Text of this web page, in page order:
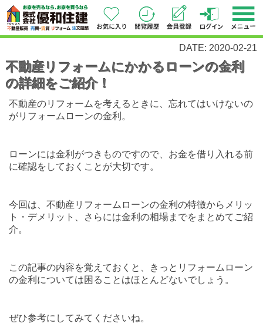
DATE: 2020-02-21
不動産リフォームにかかるローンの金利
の詳細をご紹介！
不動産のリフォームを考えるときに、忘れてはいけないの
がリフォームローンの金利。
ローンには金利がつきものですので、お金を借り入れる前
に確認をしておくことが大切です。
今回は、不動産リフォームローンの金利の特徴からメリッ
ト・デメリット、さらには金利の相場までをまとめてご紹
介。
この記事の内容を覚えておくと、きっとリフォームローン
の金利については困ることはほとんどないでしょう。
ぜひ参考にしてみてくださいね。